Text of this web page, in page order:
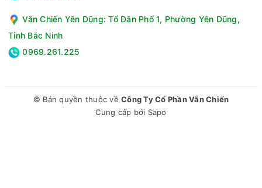
Văn Chiến Yên Dũng: Tổ Dân Phố 1, Phường Yên Dũng,
Tỉnh Bắc Ninh
0969.261.225
© Bản quyền thuộc về Công Ty Cổ Phần Văn Chiến
Cung cấp bởi Sapo